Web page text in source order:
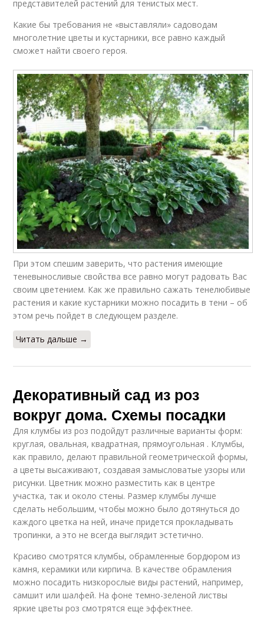
представителей растений для тенистых мест.
Какие бы требования не «выставляли» садоводам
многолетние цветы и кустарники, все равно каждый
сможет найти своего героя.
При этом спешим заверить, что растения имеющие
теневыносливые свойства все равно могут радовать Вас
своим цветением. Как же правильно сажать тенелюбивые
растения и какие кустарники можно посадить в тени – об
этом речь пойдет в следующем разделе.
Читать дальше →
Декоративный сад из роз
вокруг дома. Схемы посадки
Для клумбы из роз подойдут различные варианты форм:
круглая, овальная, квадратная, прямоугольная . Клумбы,
как правило, делают правильной геометрической формы,
а цветы высаживают, создавая замысловатые узоры или
рисунки. Цветник можно разместить как в центре
участка, так и около стены. Размер клумбы лучше
сделать небольшим, чтобы можно было дотянуться до
каждого цветка на ней, иначе придется прокладывать
тропинки, а это не всегда выглядит эстетично.
Красиво смотрятся клумбы, обрамленные бордюром из
камня, керамики или кирпича. В качестве обрамления
можно посадить низкорослые виды растений, например,
самшит или шалфей. На фоне темно-зеленой листвы
яркие цветы роз смотрятся еще эффектнее.